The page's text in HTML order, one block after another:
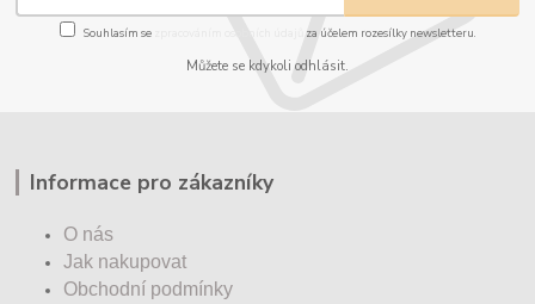
Souhlasím se za účelem rozesílky newsletteru.
Můžete se kdykoli odhlásit.
Informace pro zákazníky
O nás
Jak nakupovat
Obchodní podmínky